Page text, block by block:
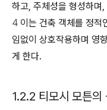
하고, 주체성을 형성하며
4 이는 건축 객체를 정적
임없이 상호작용하며 영
게 한다.
1.2.2 티모시 모튼의